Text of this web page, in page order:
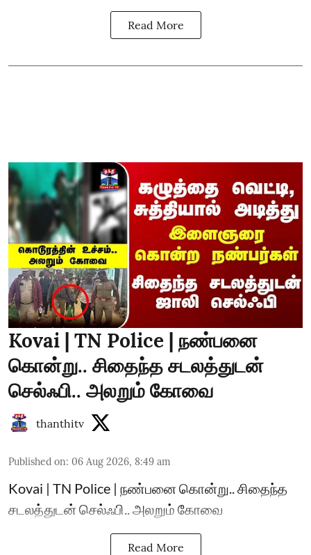
Read More
Kovai | TN Police | நண்பனை
கொன்று.. சிதைந்த சடலத்துடன்
செல்ஃபி.. அலறும் கோவை
thanthitv
Published on: 06 Aug 2026, 8:49 am
Kovai | TN Police | நண்பனை கொன்று.. சிதைந்த
சடலத்துடன் செல்ஃபி.. அலறும் கோவை
Read More